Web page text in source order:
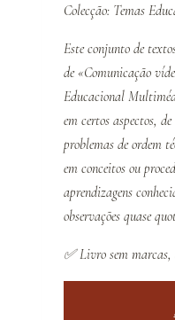
Colecção: Temas
Este conjunto de
de «Comunicação
Educacional
em certos aspectos,
problemas de ordem
em conceitos ou
aprendizagens
observações quase
✅Livro sem marcas,